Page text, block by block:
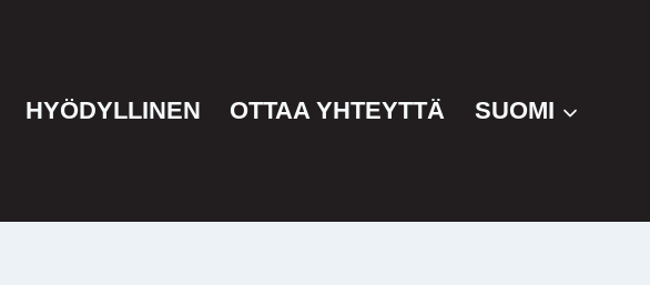
HYÖDYLLINEN OTTAA YHTEYTTÄ SUOMI